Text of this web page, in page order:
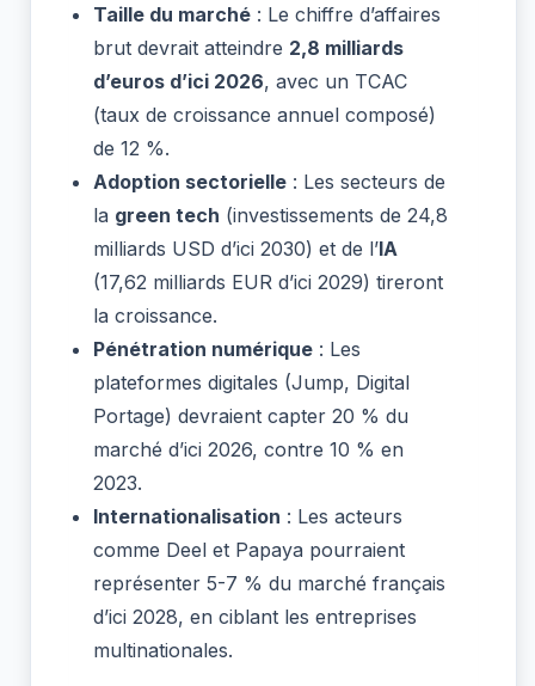
Taille du marché : Le chiffre d’affaires
brut devrait atteindre 2,8 milliards
d’euros d’ici 2026, avec un TCAC
(taux de croissance annuel composé)
de 12 %.
Adoption sectorielle : Les secteurs de
la green tech (investissements de 24,8
milliards USD d’ici 2030) et de l’IA
(17,62 milliards EUR d’ici 2029) tireront
la croissance.
Pénétration numérique : Les
plateformes digitales (Jump, Digital
Portage) devraient capter 20 % du
marché d’ici 2026, contre 10 % en
2023.
Internationalisation : Les acteurs
comme Deel et Papaya pourraient
représenter 5-7 % du marché français
d’ici 2028, en ciblant les entreprises
multinationales.